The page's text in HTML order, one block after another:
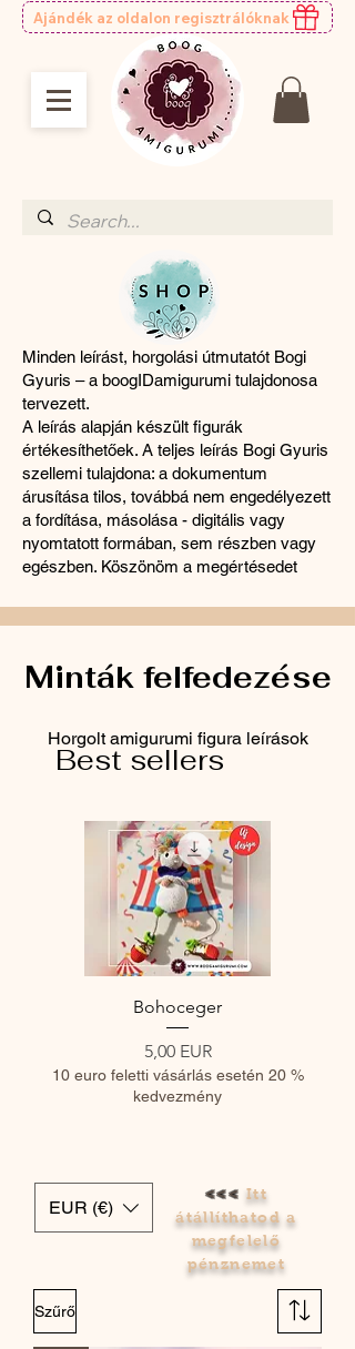
Ajándék az oldalon regisztrálóknak
Horgolási minták
magyarul
Minden leírást, horgolási útmutatót Bogi
Gyuris – a boogIDamigurumi tulajdonosa
tervezett.
A leírás alapján készült figurák
értékesíthetőek. A teljes leírás Bogi Gyuris
szellemi tulajdona: a dokumentum
árusítása tilos, továbbá nem engedélyezett
a fordítása, másolása - digitális vagy
nyomtatott formában, sem részben vagy
egészben. Köszönöm a megértésedet
Minták felfedezése
Horgolt amigurumi figura leírások
Best sellers
Bohoceger
Ár
5,00 EUR
10 euro feletti vásárlás esetén 20 %
kedvezmény
EUR (€)
<<< Itt
átállíthatod a
megfelelő
pénznemet
Szűrő